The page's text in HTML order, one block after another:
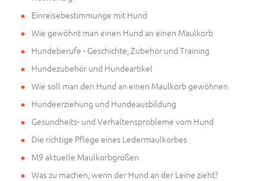
Einreisebestimmunge mit Hund
Wie gewöhnt man einen Hund an einen Maulkorb
Hundeberufe - Geschichte, Zubehör und Training
Hundezubehör und Hundeartikel
Wie soll man den Hund an einen Maulkorb gewöhnen
Hundeerziehung und Hundeausbildung
Gesundheits- und Verhaltensprobleme vom Hund
Die richtige Pflege eines Ledermaulkorbes
M9 aktuelle Maulkorbgrößen
Was zu machen, wenn der Hund an der Leine zieht?